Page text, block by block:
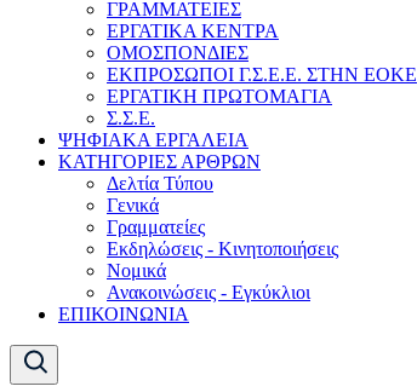
ΓΡΑΜΜΑΤΕΙΕΣ
ΕΡΓΑΤΙΚΑ ΚΕΝΤΡΑ
ΟΜΟΣΠΟΝΔΙΕΣ
ΕΚΠΡΟΣΩΠΟΙ Γ.Σ.Ε.Ε. ΣΤΗΝ ΕΟΚΕ
ΕΡΓΑΤΙΚΗ ΠΡΩΤΟΜΑΓΙΑ
Σ.Σ.Ε.
ΨΗΦΙΑΚΑ ΕΡΓΑΛΕΙΑ
ΚΑΤΗΓΟΡΙΕΣ ΑΡΘΡΩΝ
Δελτία Τύπου
Γενικά
Γραμματείες
Εκδηλώσεις - Κινητοποιήσεις
Νομικά
Ανακοινώσεις - Εγκύκλιοι
ΕΠΙΚΟΙΝΩΝΙΑ